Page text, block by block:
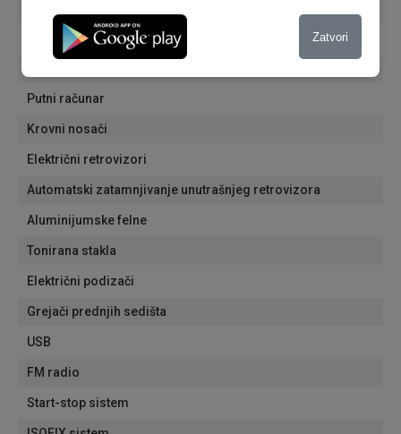
Senzori za svetla
Putni računar
Krovni nosači
Električni retrovizori
Automatski zatamnjivanje unutrašnjeg retrovizora
Aluminijumske felne
Tonirana stakla
Električni podizači
Grejači prednjih sedišta
USB
FM radio
Start-stop sistem
Zatvori